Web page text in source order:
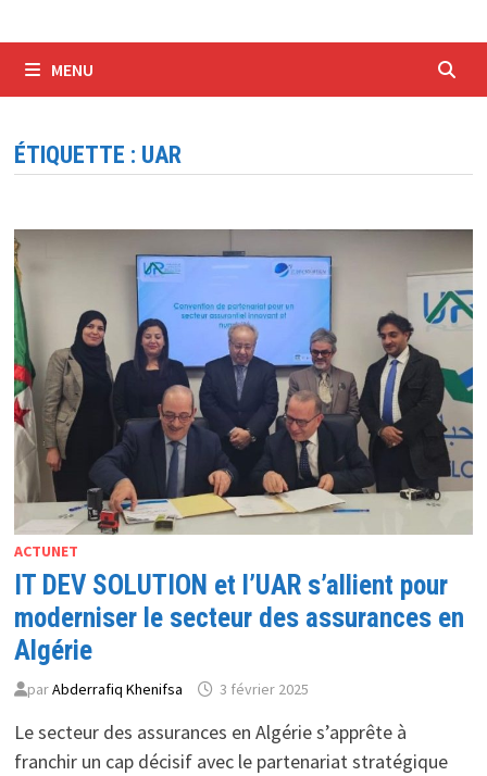
MENU
ÉTIQUETTE : UAR
ACTUNET
IT DEV SOLUTION et l’UAR s’allient pour
moderniser le secteur des assurances en
Algérie
parAbderrafiq Khenifsa 3 février 2025
Le secteur des assurances en Algérie s’apprête à
franchir un cap décisif avec le partenariat stratégique